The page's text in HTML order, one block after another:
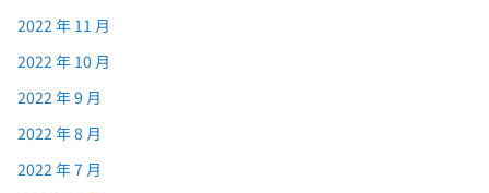
2022 年 11 月
2022 年 10 月
2022 年 9 月
2022 年 8 月
2022 年 7 月